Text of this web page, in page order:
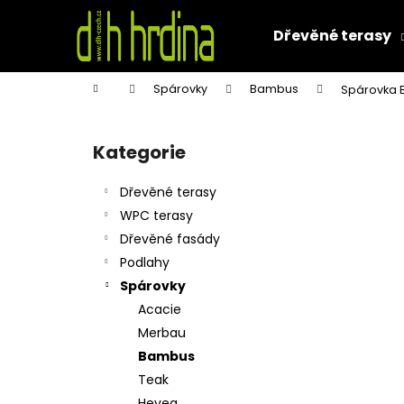
Dřevěné terasy
Domů Spárovky Bambus Spárovka
Přeskočit
kategorie
Kategorie
Dřevěné terasy
WPC terasy
Dřevěné fasády
Podlahy
Spárovky
Acacie
Merbau
Bambus
Teak
í
Zpět
do
Zpět
do